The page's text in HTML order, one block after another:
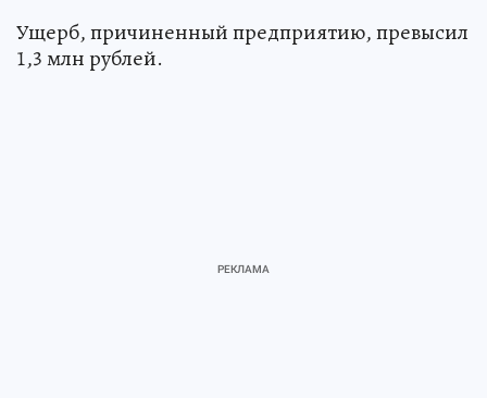
Ущерб, причиненный предприятию, превысил
1,3 млн рублей.